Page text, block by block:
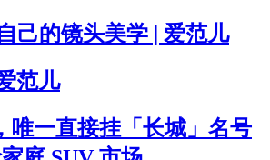
己的镜头美学 | 爱范儿
范儿
唯一直接挂「长城」名号